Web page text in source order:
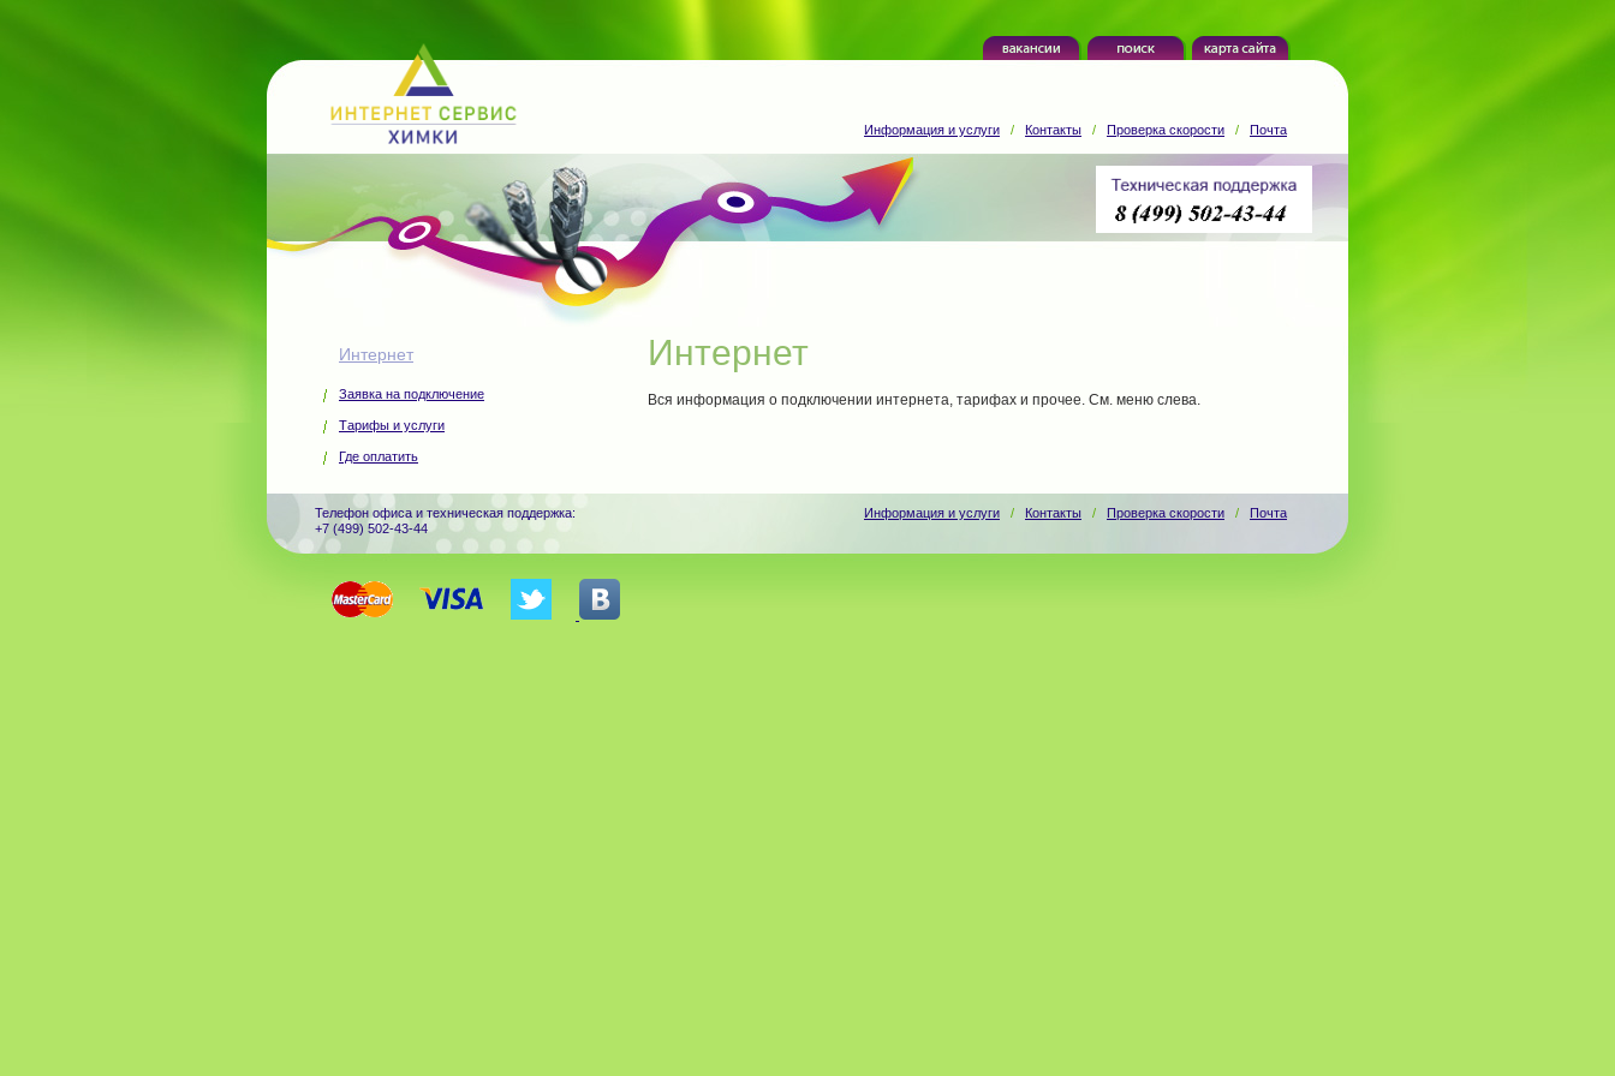
Информация и услуги / Контакты / Проверка скорости / Почта
Интернет
Заявка на подключение
Тарифы и услуги
Где оплатить
Интернет
Вся информация о подключении интернета, тарифах и прочее. См. меню слева.
Телефон офиса и техническая поддержка:
+7 (499) 502-43-44
Информация и услуги / Контакты / Проверка скорости / Почта